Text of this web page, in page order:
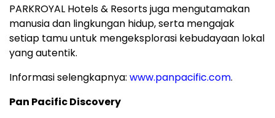
PARKROYAL Hotels & Resorts juga mengutamakan
manusia dan lingkungan hidup, serta mengajak
setiap tamu untuk mengeksplorasi kebudayaan lokal
yang autentik.
Informasi selengkapnya: www.panpacific.com.
Pan Pacific Discovery